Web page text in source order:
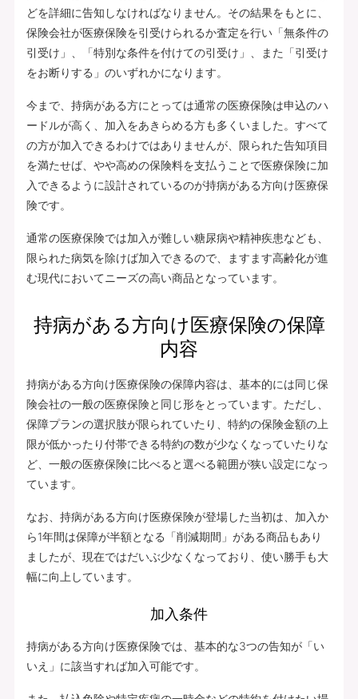
どを詳細に告知しなければなりません。その結果をもとに、
保険会社が医療保険を引受けられるか査定を行い「無条件の
引受け」、「特別な条件を付けての引受け」、また「引受け
をお断りする」のいずれかになります。
今まで、持病がある方にとっては通常の医療保険は申込のハ
ードルが高く、加入をあきらめる方も多くいました。すべて
の方が加入できるわけではありませんが、限られた告知項目
を満たせば、やや高めの保険料を支払うことで医療保険に加
入できるように設計されているのが持病がある方向け医療保
険です。
通常の医療保険では加入が難しい糖尿病や精神疾患なども、
限られた病気を除けば加入できるので、ますます高齢化が進
む現代においてニーズの高い商品となっています。
持病がある方向け医療保険の保障
内容
持病がある方向け医療保険の保障内容は、基本的には同じ保
険会社の一般の医療保険と同じ形をとっています。ただし、
保障プランの選択肢が限られていたり、特約の保険金額の上
限が低かったり付帯できる特約の数が少なくなっていたりな
ど、一般の医療保険に比べると選べる範囲が狭い設定になっ
ています。
なお、持病がある方向け医療保険が登場した当初は、加入か
ら1年間は保障が半額となる「削減期間」がある商品もあり
ましたが、現在ではだいぶ少なくなっており、使い勝手も大
幅に向上しています。
加入条件
持病がある方向け医療保険では、基本的な3つの告知が「い
いえ」に該当すれば加入可能です。